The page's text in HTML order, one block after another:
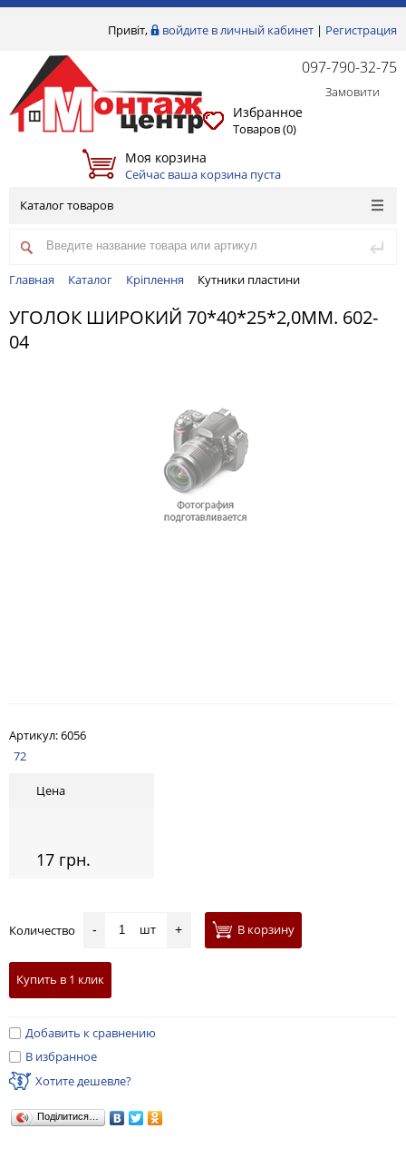
Привіт, войдите в личный кабинет | Регистрация
097-790-32-75
Замовити
Избранное
Товаров (0)
Моя корзина
Сейчас ваша корзина пуста
Каталог товаров
Главная Каталог Кріплення Кутники пластини
УГОЛОК ШИРОКИЙ 70*40*25*2,0ММ. 602-
04
Артикул:6056
72
Цена
17 грн.
Количество - шт + В корзину
Купить в 1 клик
Добавить к сравнению
В избранное
Хотите дешевле?
Поділитися…